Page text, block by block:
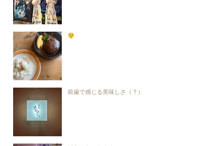
前歯で感じる美味しさ（？）